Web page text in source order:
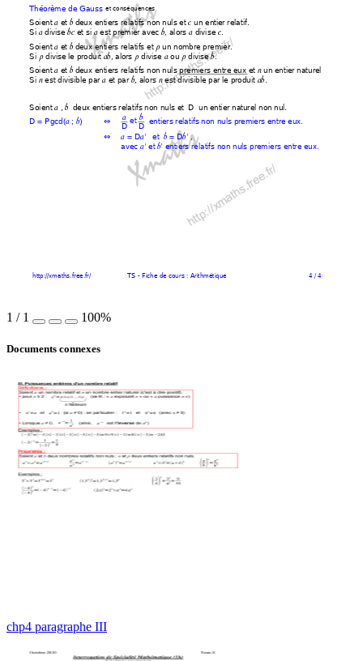
http://xmaths.free.fr/ TS - Fiche de cours : Arithmétique 4 / 4
Théorème de Gauss et conséquences
Soient a et b deux entiers relatifs non nuls et c un entier relatif.
Si a divise bc et si a est premier avec b, alors a divise c.
Soient a et b deux entiers relatifs et p un nombre premier.
Si p divise le produit ab, alors p divise a ou p divise b.
Soient a et b deux entiers relatifs non nuls premiers entre eux et n un entier naturel
Si n est divisible par a et par b, alors n est divisible par le produit ab.
Soient a , b
  d
eux entiers relatifs non nuls et  D  un entier naturel non nul.
D = Pgcd(a ; b) ⇔ a
D et b
D
  entiers relatifs non nuls premiers entre eux.
⇔
a = Da'
   et
b = Db' ,
avec a' et b' entiers relatifs non nuls premiers entre eux.
1 / 1 100%
Documents connexes
chp4 paragraphe III